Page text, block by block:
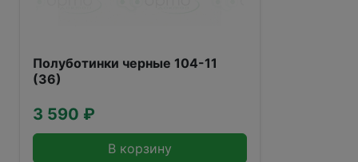
Полуботинки черные 104-11
(36)
3 590 ₽
В корзину